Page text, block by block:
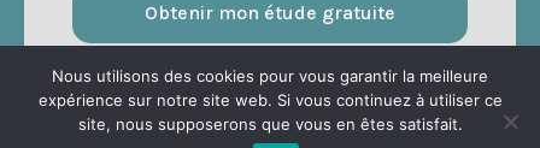
Obtenir mon étude gratuite
Nous utilisons des cookies pour vous garantir la meilleure
expérience sur notre site web. Si vous continuez à utiliser ce
site, nous supposerons que vous en êtes satisfait.